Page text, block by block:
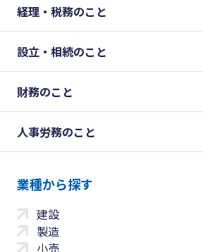
経理・税務のこと
設立・相続のこと
財務のこと
人事労務のこと
業種から探す
建設
製造
小売